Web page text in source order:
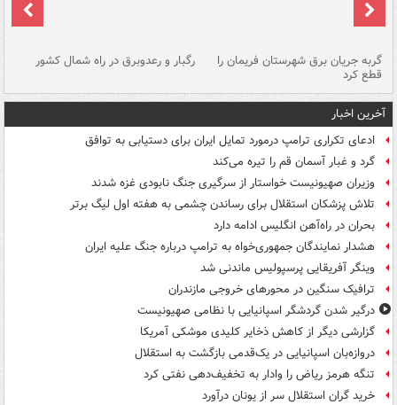
گربه جریان برق شهرستان فریمان را
قطع کرد
رگبار و رعدوبرق در راه شمال کشور
آخرین اخبار
ادعای تکراری ترامپ درمورد تمایل ایران برای دستیابی به توافق
گرد و غبار آسمان قم را تیره می‌کند
وزیران صهیونیست خواستار از سرگیری جنگ نابودی غزه شدند
تلاش پزشکان استقلال برای رساندن چشمی به هفته اول لیگ برتر
بحران در راه‌آهن انگلیس ادامه دارد
هشدار نمایندگان جمهوری‌خواه به ترامپ درباره جنگ علیه ایران
وینگر آفریقایی پرسپولیس ماندنی شد
ترافیک سنگین در محورهای خروجی مازندران
درگیر شدن گردشگر اسپانیایی با نظامی صهیونیست
گزارشی دیگر از کاهش ذخایر کلیدی موشکی آمریکا
دروازه‌بان اسپانیایی در یک‌قدمی بازگشت به استقلال
تنگه هرمز ریاض را وادار به تخفیف‌دهی نفتی کرد
خرید گران استقلال سر از یونان درآورد